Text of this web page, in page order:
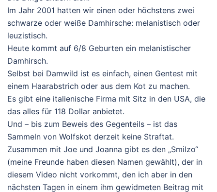
Im Jahr 2001 hatten wir einen oder höchstens zwei
schwarze oder weiße Damhirsche: melanistisch oder
leuzistisch.
Heute kommt auf 6/8 Geburten ein melanistischer
Damhirsch.
Selbst bei Damwild ist es einfach, einen Gentest mit
einem Haarabstrich oder aus dem Kot zu machen.
Es gibt eine italienische Firma mit Sitz in den USA, die
das alles für 118 Dollar anbietet.
Und – bis zum Beweis des Gegenteils – ist das
Sammeln von Wolfskot derzeit keine Straftat.
Zusammen mit Joe und Joanna gibt es den „Smilzo“
(meine Freunde haben diesen Namen gewählt), der in
diesem Video nicht vorkommt, den ich aber in den
nächsten Tagen in einem ihm gewidmeten Beitrag mit